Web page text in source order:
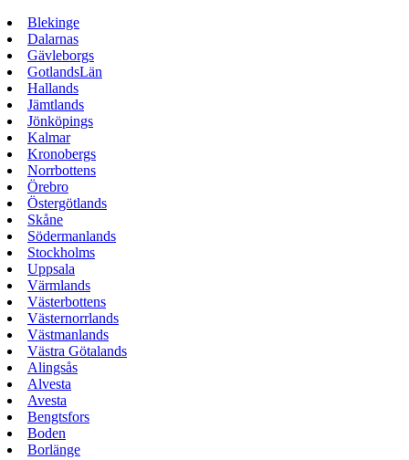
Blekinge
Dalarnas
Gävleborgs
GotlandsLän
Hallands
Jämtlands
Jönköpings
Kalmar
Kronobergs
Norrbottens
Örebro
Östergötlands
Skåne
Södermanlands
Stockholms
Uppsala
Värmlands
Västerbottens
Västernorrlands
Västmanlands
Västra Götalands
Alingsås
Alvesta
Avesta
Bengtsfors
Boden
Borlänge